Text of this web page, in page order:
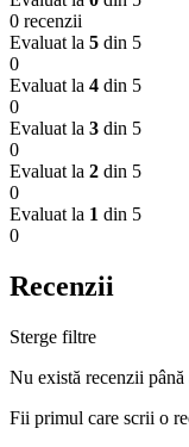
0 recenzii
Evaluat la 5 din 5
0
Evaluat la 4 din 5
0
Evaluat la 3 din 5
0
Evaluat la 2 din 5
0
Evaluat la 1 din 5
0
Recenzii
Sterge filtre
Nu există recenzii până
Fii primul care scrii o